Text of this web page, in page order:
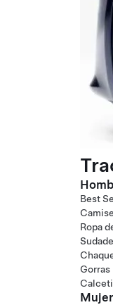
Best
Ropa
Gorras
Mujer